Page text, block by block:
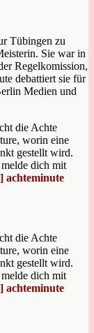
Tübingen zu
Sie war in
Regelkomission,
debattiert sie für
Medien und
die Achte
worin eine
gestellt wird.
melde dich mit
achteminute
die Achte
worin eine
gestellt wird.
melde dich mit
achteminute